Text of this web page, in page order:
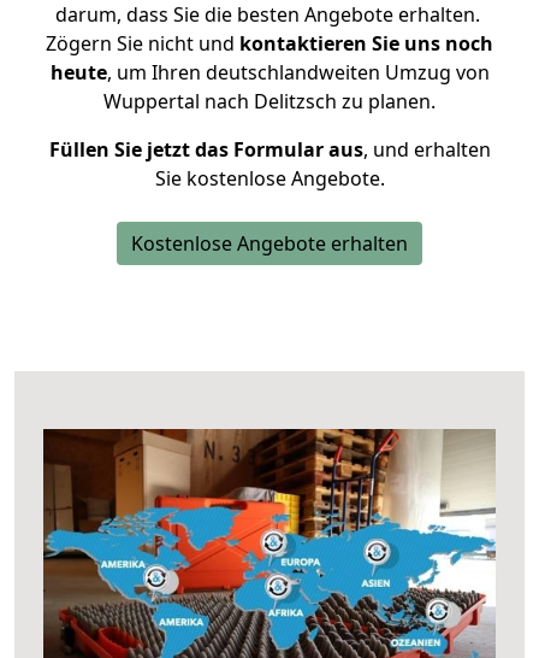
darum, dass Sie die besten Angebote erhalten.
Zögern Sie nicht und kontaktieren Sie uns noch
heute, um Ihren deutschlandweiten Umzug von
Wuppertal nach Delitzsch zu planen.
Füllen Sie jetzt das Formular aus, und erhalten
Sie kostenlose Angebote.
Kostenlose Angebote erhalten